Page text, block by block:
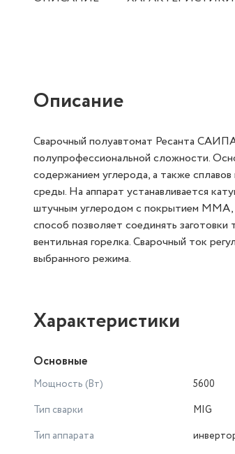
Описание
Сварочный полуавтомат Ресанта
полупрофессиональной сложности.
содержанием углерода, а также
среды. На аппарат устанавливается
штучным углеродом с покрытием ММА, а
способ позволяет соединять
вентильная горелка. Сварочный ток
выбранного режима.
Характеристики
Основные
Мощность (Вт)
5600
Тип сварки
MIG
Тип аппарата